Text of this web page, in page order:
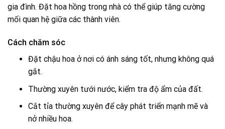
gia đình. Đặt hoa hồng trong nhà có thể giúp tăng cường
mối quan hệ giữa các thành viên.
Cách chăm sóc
Đặt chậu hoa ở nơi có ánh sáng tốt, nhưng không quá
gắt.
Thường xuyên tưới nước, kiểm tra độ ẩm của đất.
Cắt tỉa thường xuyên để cây phát triển mạnh mẽ và
nở nhiều hoa.